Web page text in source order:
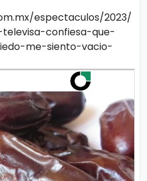
espectaculos/2023/
confiesa-que-
me-siento-vacio-